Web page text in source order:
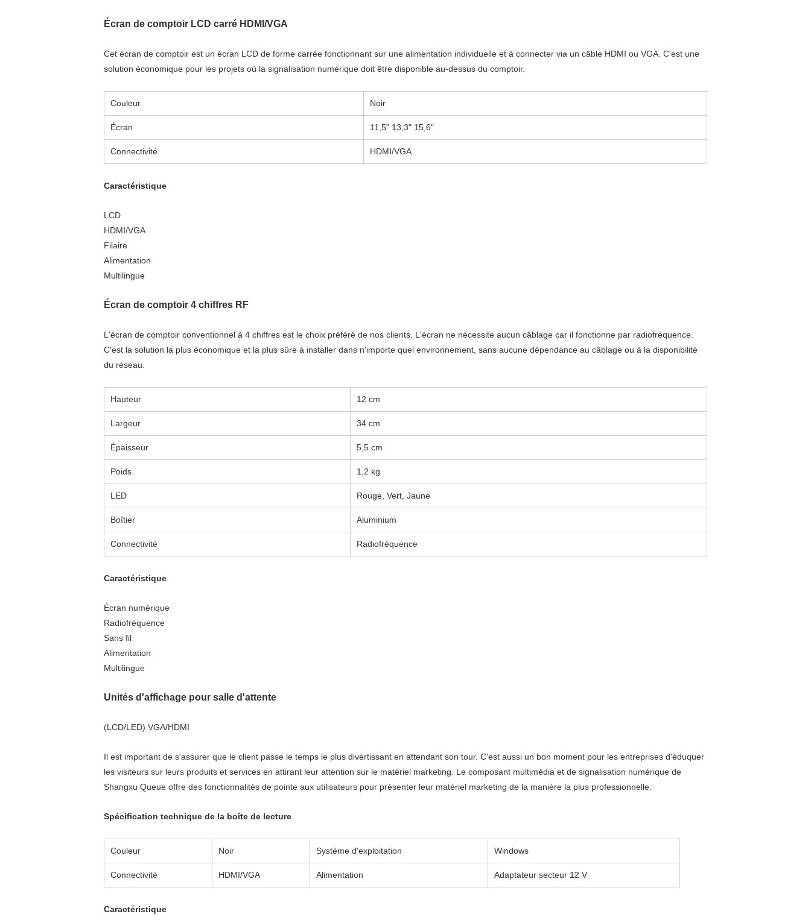
Écran de comptoir LCD carré HDMI/VGA
Cet écran de comptoir est un écran LCD de forme carrée fonctionnant sur une alimentation individuelle et à connecter via un câble HDMI ou VGA. C'est une
solution économique pour les projets où la signalisation numérique doit être disponible au-dessus du comptoir.
Couleur Noir
Écran 11,5" 13,3" 15,6"
Connectivité HDMI/VGA
Caractéristique
LCD
HDMI/VGA
Filaire
Alimentation
Multilingue
Écran de comptoir 4 chiffres RF
L'écran de comptoir conventionnel à 4 chiffres est le choix préféré de nos clients. L'écran ne nécessite aucun câblage car il fonctionne par radiofréquence.
C'est la solution la plus économique et la plus sûre à installer dans n'importe quel environnement, sans aucune dépendance au câblage ou à la disponibilité
du réseau.
Hauteur 12 cm
Largeur 34 cm
Épaisseur 5,5 cm
Poids 1,2 kg
LED Rouge, Vert, Jaune
Boîtier Aluminium
Connectivité Radiofréquence
Caractéristique
Écran numérique
Radiofréquence
Sans fil
Alimentation
Multilingue
Unités d'affichage pour salle d'attente
(LCD/LED) VGA/HDMI
Il est important de s'assurer que le client passe le temps le plus divertissant en attendant son tour. C'est aussi un bon moment pour les entreprises d'éduquer
les visiteurs sur leurs produits et services en attirant leur attention sur le matériel marketing. Le composant multimédia et de signalisation numérique de
Shangxu Queue offre des fonctionnalités de pointe aux utilisateurs pour présenter leur matériel marketing de la manière la plus professionnelle.
Spécification technique de la boîte de lecture
Couleur Noir Système d'exploitation Windows
Connectivité HDMI/VGA Alimentation Adaptateur secteur 12 V
Caractéristique